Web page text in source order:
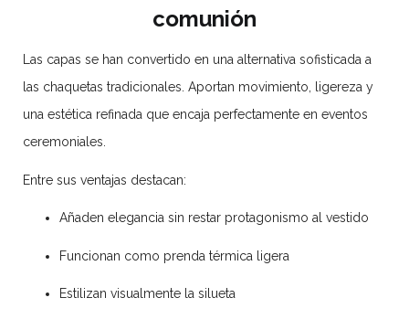
comunión
Las capas se han convertido en una alternativa sofisticada a
las chaquetas tradicionales. Aportan movimiento, ligereza y
una estética refinada que encaja perfectamente en eventos
ceremoniales.
Entre sus ventajas destacan:
Añaden elegancia sin restar protagonismo al vestido
Funcionan como prenda térmica ligera
Estilizan visualmente la silueta